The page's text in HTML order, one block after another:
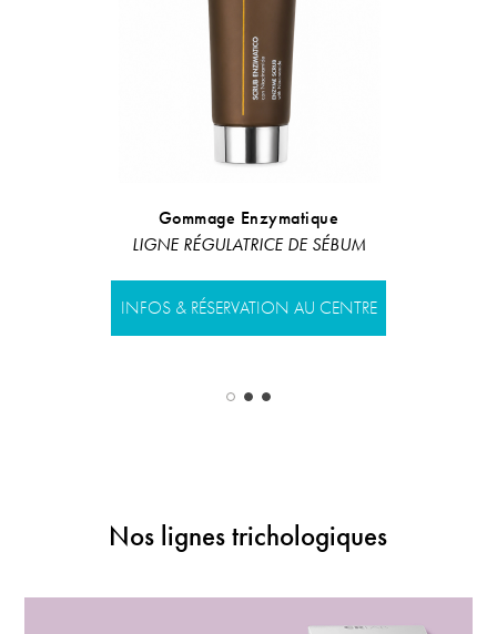
Gommage Enzymatique
LIGNE RÉGULATRICE DE SÉBUM
INFOS & RÉSERVATION AU CENTRE
Nos lignes trichologiques